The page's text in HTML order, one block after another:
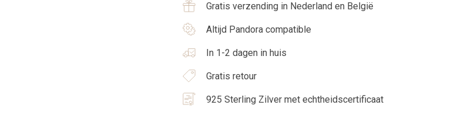
Gratis verzending in Nederland en België
Altijd Pandora compatible
In 1-2 dagen in huis
Gratis retour
925 Sterling Zilver met echtheidscertificaat